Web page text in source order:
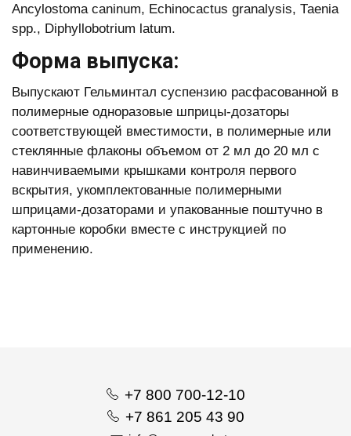
Ancylostoma caninum, Echinocactus granalysis, Таenia
spp., Diphyllobotrium latum.
Форма выпуска:
Выпускают Гельминтал суспензию расфасованной в
полимерные одноразовые шприцы-дозаторы
соответствующей вместимости, в полимерные или
стеклянные флаконы объемом от 2 мл до 20 мл с
навинчиваемыми крышками контроля первого
вскрытия, укомплектованные полимерными
шприцами-дозаторами и упакованные поштучно в
картонные коробки вместе с инструкцией по
применению.
+7 800 700-12-10
+7 861 205 43 90